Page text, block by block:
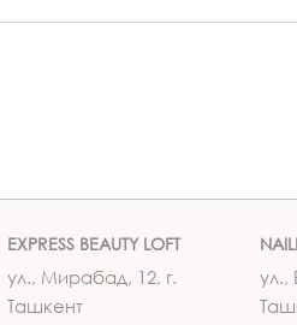
EXPRESS BEAUTY LOFT
ул., Мирабад, 12, г.
Ташкент
ул.,